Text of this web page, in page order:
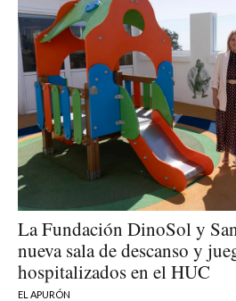
La Fundación DinoSol y
nueva sala de descanso y
hospitalizados en el HUC
EL APURÓN